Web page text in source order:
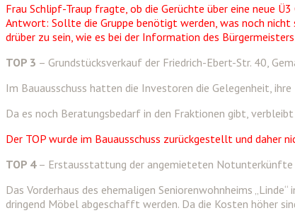
Frau Schlipf-Traup fragte, ob die Gerüchte über eine neue
Antwort: Sollte die Gruppe benötigt werden, was noch nicht
drüber zu sein, wie es bei der Information des
TOP 3 – Grundstücksverkauf der Friedrich-Ebert-Str. 40,
Im Bauausschuss hatten die Investoren die Gelegenheit,
Da es noch Beratungsbedarf in den Fraktionen gibt,
Der TOP wurde im Bauausschuss zurückgestellt und daher
TOP 4– Erstausstattung der angemieteten Notunterkünfte
Das Vorderhaus des ehemaligen Seniorenwohnheims
dringend Möbel abgeschafft werden. Da die Kosten höher